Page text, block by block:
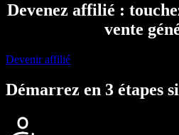
Devenez affilié :
vente
Devenir affilié
Démarrez en 3 étapes